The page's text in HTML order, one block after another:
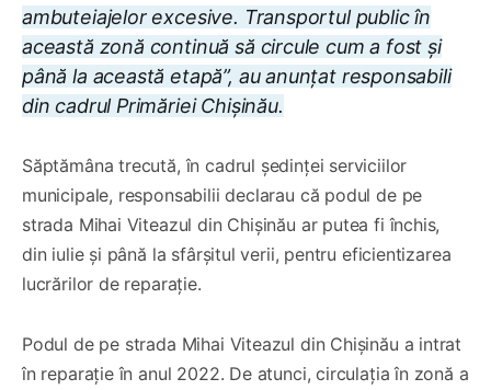
ambuteiajelor excesive. Transportul public în
această zonă continuă să circule cum a fost și
până la această etapă”, au anunțat responsabili
din cadrul Primăriei Chișinău.
Săptămâna trecută, în cadrul ședinței serviciilor
municipale, responsabilii declarau că podul de pe
strada Mihai Viteazul din Chișinău ar putea fi închis,
din iulie și până la sfârșitul verii, pentru eficientizarea
lucrărilor de reparație.
Podul de pe strada Mihai Viteazul din Chișinău a intrat
în reparație în anul 2022. De atunci, circulația în zonă a